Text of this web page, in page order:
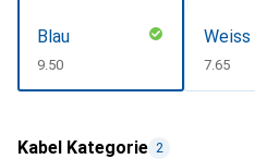
Blau
CHF
9.50
Weiss
CHF
7.65
Kabel Kategorie 2